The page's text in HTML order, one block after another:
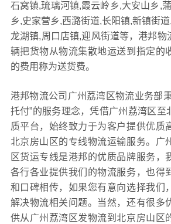
石窝镇,琉璃河镇,霞云岭乡,大安山乡,
乡,史家营乡,西潞街道,长阳镇,新镇街
龙湖镇,周口店镇,迎风街道等，港邦物
辆把货物从物流集散地运送到指定的
的费用称为送货费。
港邦物流公司广州荔湾区物流业务部
托付”的服务理念，凭借广州荔湾区至
质平台，始终致力于为客户提供优质
北京房山区的专线物流运输服务。广
区货运专线是港邦的优质品牌服务，
各行各业提供我们的物流服务，也得
和口碑相传，如果您有意向选择我们
解决物流相关问题。当然，还有很多
供从广州荔湾区发物流到北京房山区